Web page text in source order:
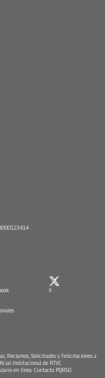
X
Reclamos, Solicitudes y Felicitaciones a
Institucional de RTVC
en línea: Contacto PQRSD.